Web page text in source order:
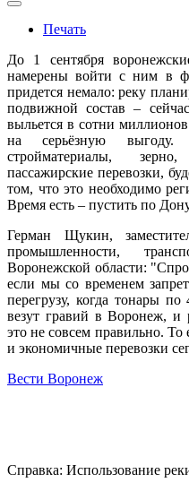
Печать
До 1 сентября
намерены войти с ним в
придется немало: реку
подвижной состав –
выльется в сотни
на серьёзную
стройматериалы,
пассажирские перевозки,
том, что это необходимо
Время есть – пустить по
Герман Щукин,
промышленности,
Воронежской области:
если мы со временем
перегрузу, когда тонары
везут гравий в Воронеж, и
это не совсем правильно.
и экономичные перевозки
Вести Воронеж
Справка: Использование